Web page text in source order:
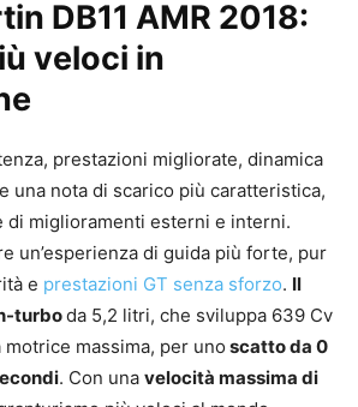
DB11 AMR 2018:
veloci in
prestazioni migliorate, dinamica
una nota di scarico più caratteristica,
di miglioramenti esterni e interni.
un’esperienza di guida più forte, pur
e prestazioni GT senza sforzo. Il
turboda 5,2 litri, che sviluppa 639 Cv
massima, per uno scatto da 0
. Con una velocità massima di